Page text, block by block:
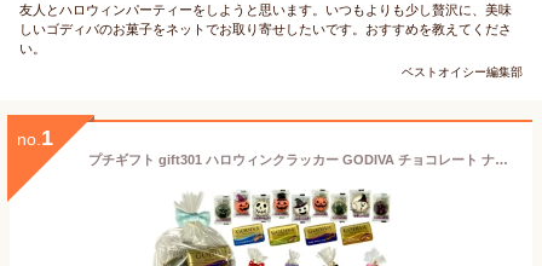
友人とハロウィンパーティーをしようと思います。いつもよりも少し贅沢に、美味
しいゴディバのお菓子をネットでお取り寄せしたいです。おすすめを教えてくださ
い。
ベストオイシー編集部
no. 1
プチギフト gift301 ハロウィンクラッカー GODIVA チョコレート ナポリタン 個包装 15袋 ゴディバ ラッピング お菓子 ばらまき 大量 パーティー ノベルティー こども ハッピー ハロウィン かぼちゃ おばけ